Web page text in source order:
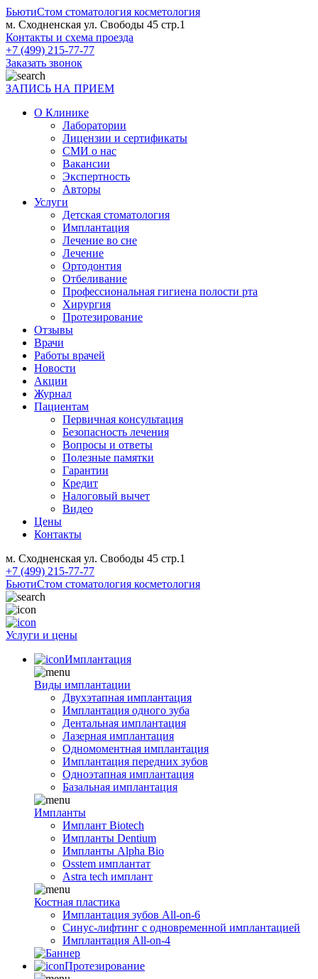
БьютиСтом стоматология косметология
м. Сходненская ул. Свободы 45 стр.1
Контакты и схема проезда
+7 (499) 215-77-77
Заказать звонок
ЗАПИСЬ НА ПРИЕМ
О Клинике
Лаборатории
Лицензии и сертификаты
СМИ о нас
Вакансии
Экспертность
Авторы
Услуги
Детская стоматология
Имплантация
Лечение во сне
Лечение
Ортодонтия
Отбеливание
Профессиональная гигиена полости рта
Хирургия
Протезирование
Отзывы
Врачи
Работы врачей
Новости
Акции
Журнал
Пациентам
Первичная консультация
Безопасность лечения
Вопросы и ответы
Полезные памятки
Гарантии
Кредит
Налоговый вычет
Видео
Цены
Контакты
м. Сходненская ул. Свободы 45 стр.1
+7 (499) 215-77-77
БьютиСтом стоматология косметология
Услуги и цены
Имплантация
Виды имплантации
Двухэтапная имплантация
Имплантация одного зуба
Дентальная имплантация
Лазерная имплантация
Одномоментная имплантация
Имплантация передних зубов
Одноэтапная имплантация
Базальная имплантация
Импланты
Имплант Biotech
Импланты Dentium
Импланты Alpha Bio
Osstem имплантат
Astra tech имплант
Костная пластика
Имплантация зубов All-on-6
Синус-лифтинг с одновременной имплантацией
Имплантация All-on-4
Протезирование